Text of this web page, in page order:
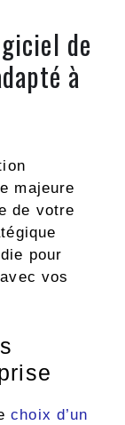
de
à
majeure
de votre
pour
vos
choix d’un